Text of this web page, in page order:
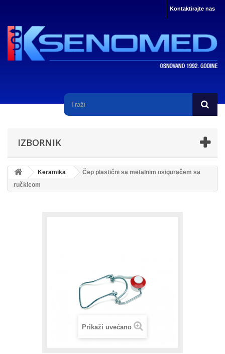
Kontaktirajte nas
IZBORNIK
Keramika
Čep plastični sa metalnim osiguračem sa
ručkicom
Prikaži uvećano